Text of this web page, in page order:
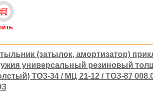
(затылок, амортизатор)
универсальный резиновый
ТОЗ-34 / МЦ 21-12 / ТОЗ-87